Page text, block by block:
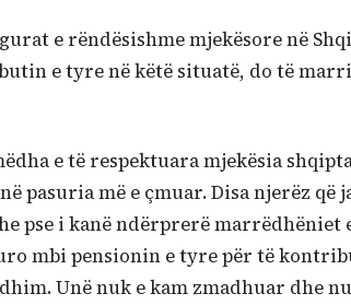
e rëndësishme mjekësore në
e tyre në këtë situatë, do të
e të respektuara mjekësia
pasuria më e çmuar. Disa njerëz që
pse i kanë ndërprerë marrëdhëniet
mbi pensionin e tyre për të
Unë nuk e kam zmadhuar dhe